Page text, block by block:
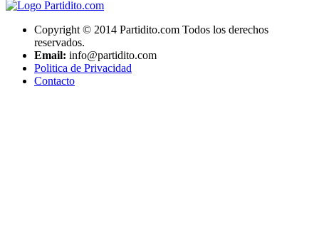
Copyright © 2014 Partidito.com Todos los derechos
reservados.
Email: info@partidito.com
Politica de Privacidad
Contacto